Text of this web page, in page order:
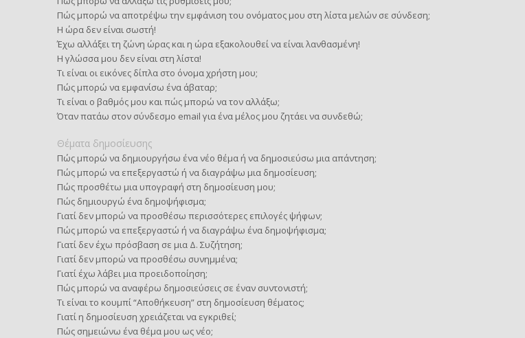
Πώς μπορώ να αποτρέψω την εμφάνιση του ονόματος μου στη λίστα μελών σε σύνδεση;
Η ώρα δεν είναι σωστή!
Έχω αλλάξει τη ζώνη ώρας και η ώρα εξακολουθεί να είναι λανθασμένη!
Η γλώσσα μου δεν είναι στη λίστα!
Τι είναι οι εικόνες δίπλα στο όνομα χρήστη μου;
Πώς μπορώ να εμφανίσω ένα άβαταρ;
Τι είναι ο βαθμός μου και πώς μπορώ να τον αλλάξω;
Όταν πατάω στον σύνδεσμο email για ένα μέλος μου ζητάει να συνδεθώ;
Θέματα δημοσίευσης
Πώς μπορώ να δημιουργήσω ένα νέο θέμα ή να δημοσιεύσω μια απάντηση;
Πώς μπορώ να επεξεργαστώ ή να διαγράψω μια δημοσίευση;
Πώς προσθέτω μια υπογραφή στη δημοσίευση μου;
Πώς δημιουργώ ένα δημοψήφισμα;
Γιατί δεν μπορώ να προσθέσω περισσότερες επιλογές ψήφων;
Πώς μπορώ να επεξεργαστώ ή να διαγράψω ένα δημοψήφισμα;
Γιατί δεν έχω πρόσβαση σε μια Δ. Συζήτηση;
Γιατί δεν μπορώ να προσθέσω συνημμένα;
Γιατί έχω λάβει μια προειδοποίηση;
Πώς μπορώ να αναφέρω δημοσιεύσεις σε έναν συντονιστή;
Τι είναι το κουμπί “Αποθήκευση” στη δημοσίευση θέματος;
Γιατί η δημοσίευση χρειάζεται να εγκριθεί;
Πώς σημειώνω ένα θέμα μου ως νέο;